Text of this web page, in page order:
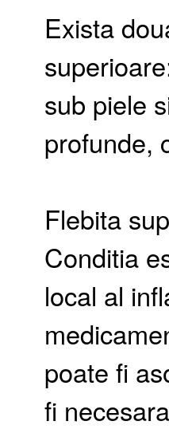
Exista
sub piele
profunde,
Flebita
Conditia
local al
poate fi
fi